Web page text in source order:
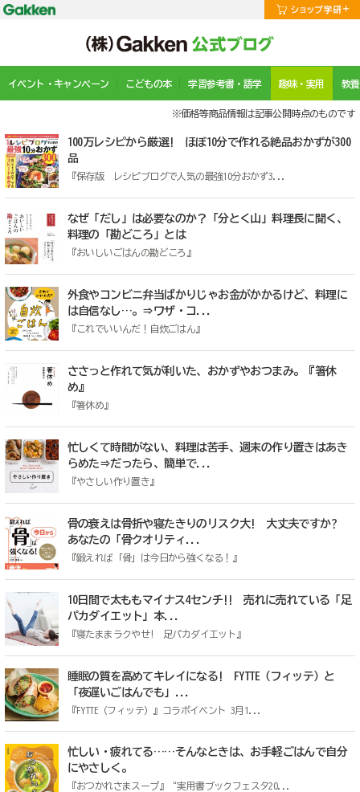
イベント・キャンペーン こどもの本 学習参考書・語学 趣味・実用 教
※価格等商品情報は記事公開時点のものです
100万レシピから厳選! ほぼ10分で作れる絶品おかずが300
品
『保存版 レシピブログで人気の最強10分おかず3...
なぜ「だし」は必要なのか？「分とく山」料理長に聞く、
料理の「勘どころ」とは
『おいしいごはんの勘どころ』
外食やコンビニ弁当ばかりじゃお金がかかるけど、料理に
は自信なし…。⇒ワザ・コ...
『これでいいんだ！自炊ごはん』
ささっと作れて気が利いた、おかずやおつまみ。『箸休
め』
『箸休め』
忙しくて時間がない、料理は苦手、週末の作り置きはあき
らめた⇒だったら、簡単で...
『やさしい作り置き』
骨の衰えは骨折や寝たきりのリスク大! 大丈夫ですか?
あなたの「骨クオリティ...
『鍛えれば「骨」は今日から強くなる！』
10日間で太ももマイナス4センチ!! 売れに売れている「足
パカダイエット」本...
『寝たままラクやせ! 足パカダイエット』
睡眠の質を高めてキレイになる! FYTTE（フィッテ）と
「夜遅いごはんでも」...
『FYTTE（フィッテ）』コラボイベント 3月1...
忙しい・疲れてる……そんなときは、お手軽ごはんで自分
にやさしく。
『おつかれさまスープ』“実用書ブックフェスタ20...